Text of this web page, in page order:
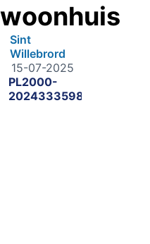
woonhuis
Sint
Willebrord
15-07-2025
PL2000-
2024333598